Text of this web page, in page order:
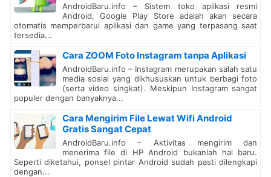
AndroidBaru.info – Sistem toko aplikasi resmi
Android, Google Play Store adalah akan secara
otomatis memperbarui aplikasi dan game yang terpasang saat
tersedia...
Cara ZOOM Foto Instagram tanpa Aplikasi
AndroidBaru.info – Instagram merupakan salah satu
media sosial yang dikhususkan untuk berbagi foto
(serta video singkat). Meskipun Instagram sangat
populer dengan banyaknya...
Cara Mengirim File Lewat Wifi Android
Gratis Sangat Cepat
AndroidBaru.info – Aktivitas mengirim dan
menerima file di HP Android bukanlah hal baru.
Seperti diketahui, ponsel pintar Android sudah pasti dilengkapi
dengan...